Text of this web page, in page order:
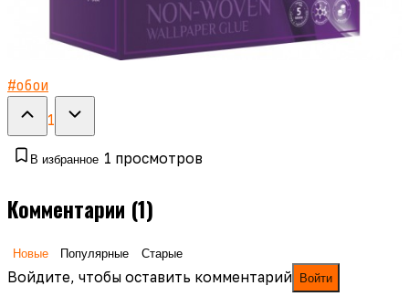
#обои
1
В избранное 1 просмотров
Комментарии (1)
Новые Популярные Старые
Войдите, чтобы оставить комментарий Войти